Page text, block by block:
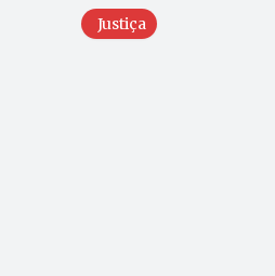
Justiça